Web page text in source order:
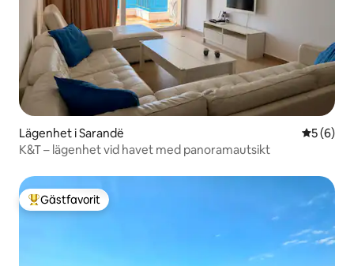
Lägenhet i Sarandë 5 av 5 i
5 (6)
K&T – lägenhet vid havet med panoramautsikt
Populär gästfavorit
Gästfavorit